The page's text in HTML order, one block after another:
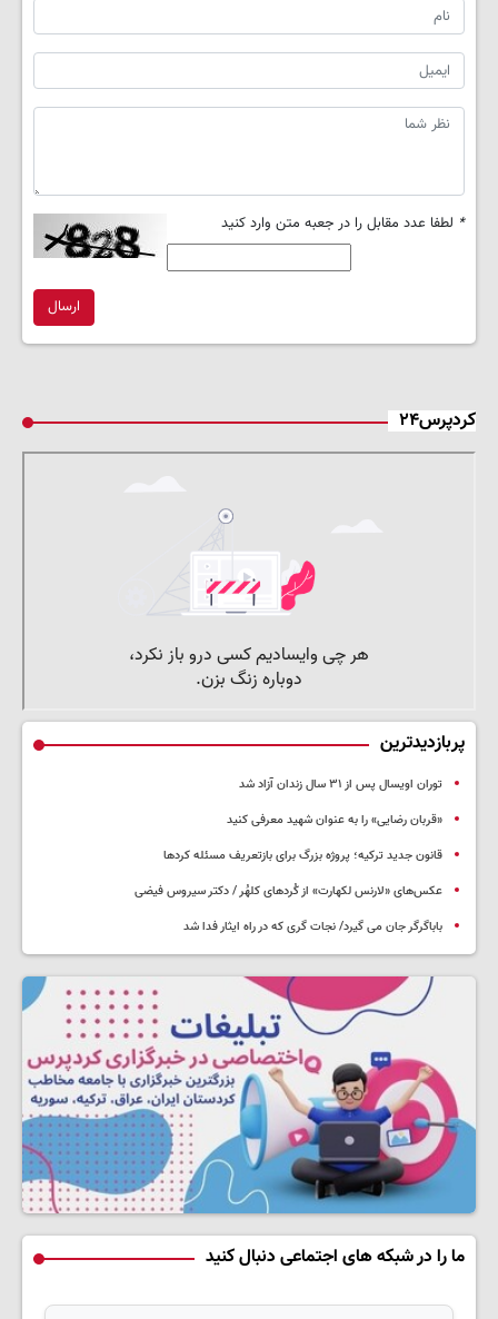
* لطفا عدد مقابل را در جعبه متن وارد کنید
ارسال
کردپرس۲۴
پربازدیدترین
توران اویسال پس از ۳۱ سال زندان آزاد شد
«قربان رضایی» را به عنوان شهید معرفی کنید
قانون جدید ترکیه؛ پروژه بزرگ‌ برای بازتعریف مسئله کردها
عکس‌های «لارنس لکهارت» از کُردهای کلهُر / دکتر سیروس فیضی
باباگرگر جان می گیرد/ نجات گری که در راه ایثار فدا شد
ما را در شبکه های اجتماعی دنبال کنید